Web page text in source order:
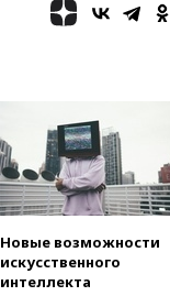
Новые возможности
искусственного
интеллекта